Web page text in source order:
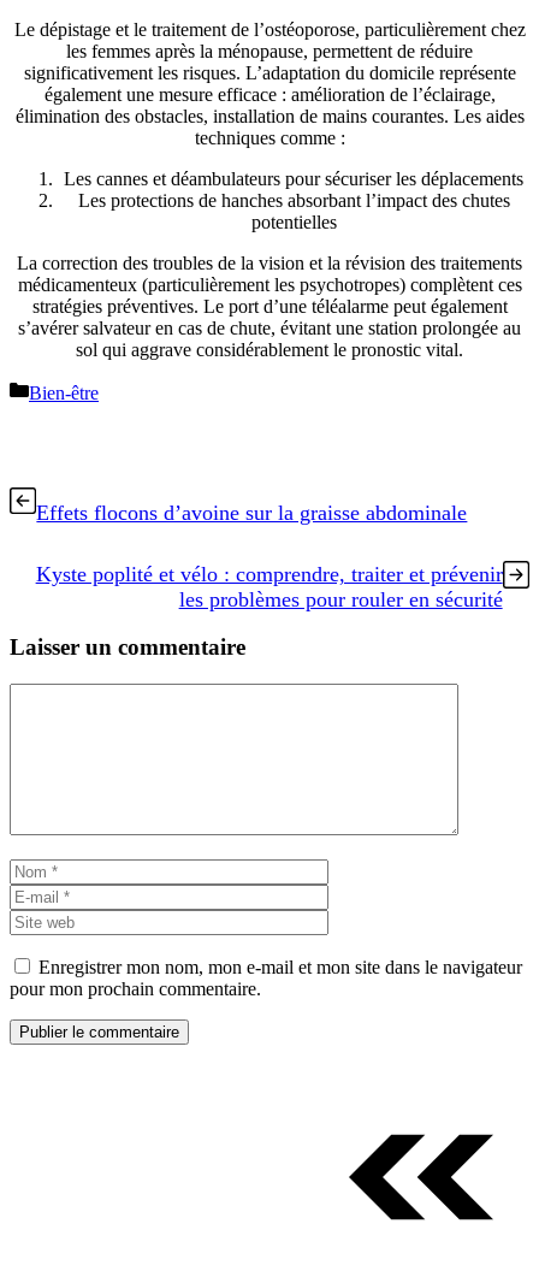
Le dépistage et le traitement de l’ostéoporose, particulièrement chez
les femmes après la ménopause, permettent de réduire
significativement les risques. L’adaptation du domicile représente
également une mesure efficace : amélioration de l’éclairage,
élimination des obstacles, installation de mains courantes. Les aides
techniques comme :
Les cannes et déambulateurs pour sécuriser les déplacements
Les protections de hanches absorbant l’impact des chutes
potentielles
La correction des troubles de la vision et la révision des traitements
médicamenteux (particulièrement les psychotropes) complètent ces
stratégies préventives. Le port d’une téléalarme peut également
s’avérer salvateur en cas de chute, évitant une station prolongée au
sol qui aggrave considérablement le pronostic vital.
Catégories
Bien-être
Effets flocons d’avoine sur la graisse abdominale
Kyste poplité et vélo : comprendre, traiter et prévenir
les problèmes pour rouler en sécurité
Laisser un commentaire
Nom
mail
web
Enregistrer mon nom, mon e-mail et mon site dans le navigateur
pour mon prochain commentaire.